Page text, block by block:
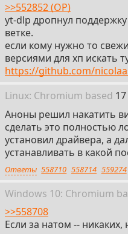
>>552852 (OP)
yt-dlp дропнул
ветке.
если кому нужно то
версиями для хп искать
https://github.com/
Linux: Chromium based 52
Аноны решил накатить
сделать это полностью
установил драйвера, а
устанавливать в какой
Ответы 558710 558714 559274
Windows 10: Chromium
>>558708
Если за натом --